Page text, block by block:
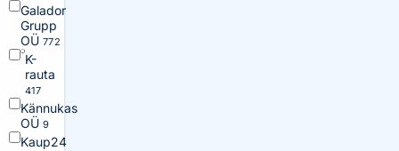
Galador
Grupp
OÜ 772
K-
rauta
417
Kännukas
OÜ 9
Kaup24